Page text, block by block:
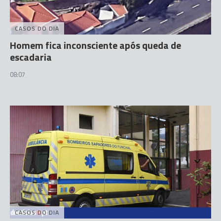
CASOS DO DIA
Homem fica inconsciente após queda de
escadaria
08:07
CASOS DO DIA